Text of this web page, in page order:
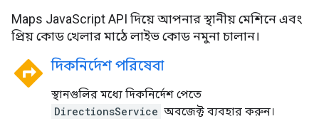
Maps JavaScript API দিয়ে আপনার স্থানীয় মেশিনে এবং
প্রিয় কোড খেলার মাঠে লাইভ কোড নমুনা চালান।
directions দিকনির্দেশ পরিষেবা
স্থানগুলির মধ্যে দিকনির্দেশ পেতে
DirectionsService অবজেক্ট ব্যবহার করুন।